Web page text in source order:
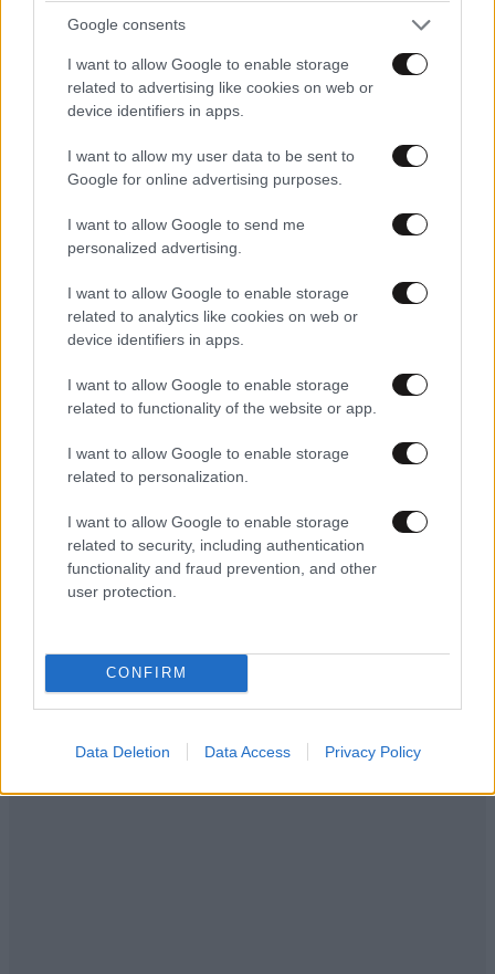
Google consents
I want to allow Google to enable storage
related to advertising like cookies on web or
device identifiers in apps.
I want to allow my user data to be sent to
Google for online advertising purposes.
I want to allow Google to send me
personalized advertising.
I want to allow Google to enable storage
related to analytics like cookies on web or
device identifiers in apps.
I want to allow Google to enable storage
related to functionality of the website or app.
I want to allow Google to enable storage
related to personalization.
I want to allow Google to enable storage
related to security, including authentication
functionality and fraud prevention, and other
user protection.
CONFIRM
Data Deletion Data Access Privacy Policy
TRENDING
06·08·2026 00:09
Σαν σήμερα 6 Αυγούστου: Πεθαίνει η Ρίτα
Σακελλαρίου, η λαϊκή ντίβα που έκανε τη ζωή
της τραγούδι